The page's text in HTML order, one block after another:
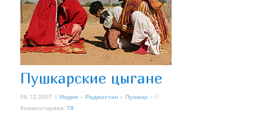
Пушкарские цыгане
06.12.2007 //Индия »Раджастан »Пушкар » //
Комментариев:79